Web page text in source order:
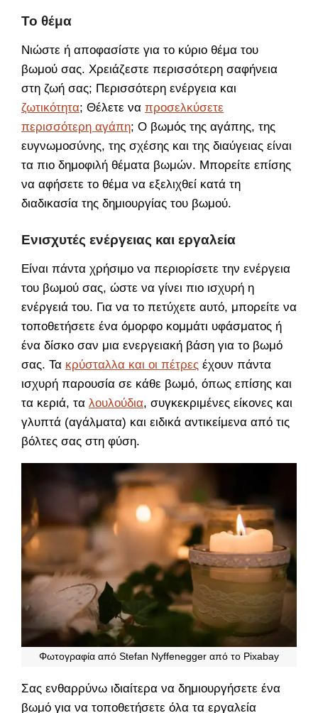
Το θέμα
Νιώστε ή αποφασίστε για το κύριο θέμα του
βωμού σας. Χρειάζεστε περισσότερη σαφήνεια
στη ζωή σας; Περισσότερη ενέργεια και
ζωτικότητα; Θέλετε να προσελκύσετε
περισσότερη αγάπη; Ο βωμός της αγάπης, της
ευγνωμοσύνης, της σχέσης και της διαύγειας είναι
τα πιο δημοφιλή θέματα βωμών. Μπορείτε επίσης
να αφήσετε το θέμα να εξελιχθεί κατά τη
διαδικασία της δημιουργίας του βωμού.
Ενισχυτές ενέργειας και εργαλεία
Είναι πάντα χρήσιμο να περιορίσετε την ενέργεια
του βωμού σας, ώστε να γίνει πιο ισχυρή η
ενέργειά του. Για να το πετύχετε αυτό, μπορείτε να
τοποθετήσετε ένα όμορφο κομμάτι υφάσματος ή
ένα δίσκο σαν μια ενεργειακή βάση για το βωμό
σας. Τα κρύσταλλα και οι πέτρες έχουν πάντα
ισχυρή παρουσία σε κάθε βωμό, όπως επίσης και
τα κεριά, τα λουλούδια, συγκεκριμένες είκονες και
γλυπτά (αγάλματα) και ειδικά αντικείμενα από τις
βόλτες σας στη φύση.
Φωτογραφία από Stefan Nyffenegger από το Pixabay
Σας ενθαρρύνω ιδιαίτερα να δημιουργήσετε ένα
βωμό για να τοποθετήσετε όλα τα εργαλεία